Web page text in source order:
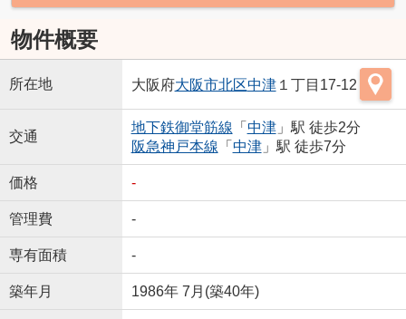
物件概要
所在地 大阪府大阪市北区中津１丁目17-12
交通
地下鉄御堂筋線 「 中津」駅 徒歩2分
阪急神戸本線 「 中津」駅 徒歩7分
価格 -
管理費 -
専有面積 -
築年月 1986年 7月(築40年)